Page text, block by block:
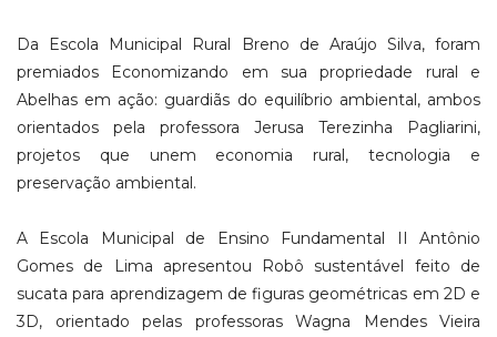
Da Escola Municipal Rural Breno de Araújo Silva, foram
premiados Economizando em sua propriedade rural e
Abelhas em ação: guardiãs do equilíbrio ambiental, ambos
orientados pela professora Jerusa Terezinha Pagliarini,
projetos que unem economia rural, tecnologia e
preservação ambiental.
A Escola Municipal de Ensino Fundamental II Antônio
Gomes de Lima apresentou Robô sustentável feito de
sucata para aprendizagem de figuras geométricas em 2D e
3D, orientado pelas professoras Wagna Mendes Vieira